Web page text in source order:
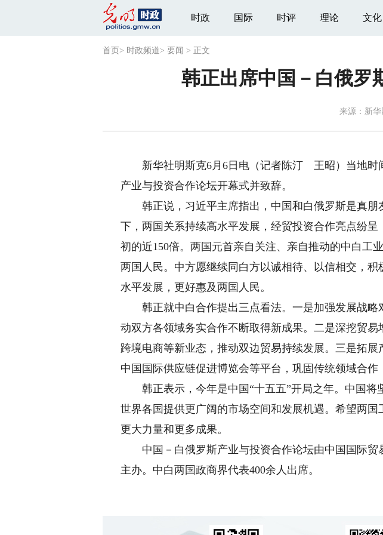
时政 国际 时评 理论 文化
首页 > 时政频道> 要闻 > 正文
韩正出席中国－白俄罗
来源： 新华
新华社明斯克6月6日电（记者陈汀 王昭）当地时
产业与投资合作论坛开幕式并致辞。
韩正说，习近平主席指出，中国和白俄罗斯是真朋
下，两国关系持续高水平发展，经贸投资合作亮点纷
初的近150倍。两国元首亲自关注、亲自推动的中白工
两国人民。中方愿继续同白方以诚相待、以信相交，
水平发展，更好惠及两国人民。
韩正就中白合作提出三点看法。一是加强发展战略
动双方各领域务实合作不断取得新成果。二是深挖贸
跨境电商等新业态，推动双边贸易持续发展。三是拓
中国国际供应链促进博览会等平台，巩固传统领域合作
韩正表示，今年是中国“十五五”开局之年。中国将
世界各国提供更广阔的市场空间和发展机遇。希望两
更大力量和更多成果。
中国－白俄罗斯产业与投资合作论坛由中国国际贸
主办。中白两国政商界代表400余人出席。